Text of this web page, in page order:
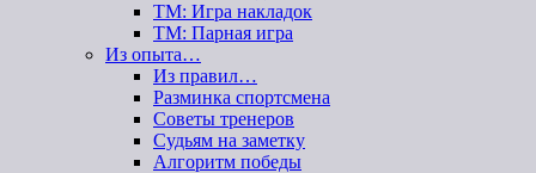
ТМ: Игра накладок
ТМ: Парная игра
Из опыта…
Из правил…
Разминка спортсмена
Советы тренеров
Судьям на заметку
Алгоритм победы